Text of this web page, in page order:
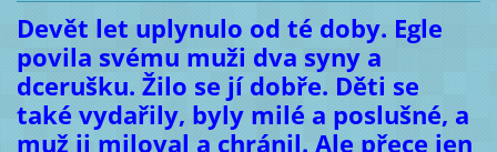
Devět let uplynulo od té doby. Egle
povila svému muži dva syny a
dcerušku. Žilo se jí dobře. Děti se
také vydařily, byly milé a poslušné, a
muž ji miloval a chránil. Ale přece jen